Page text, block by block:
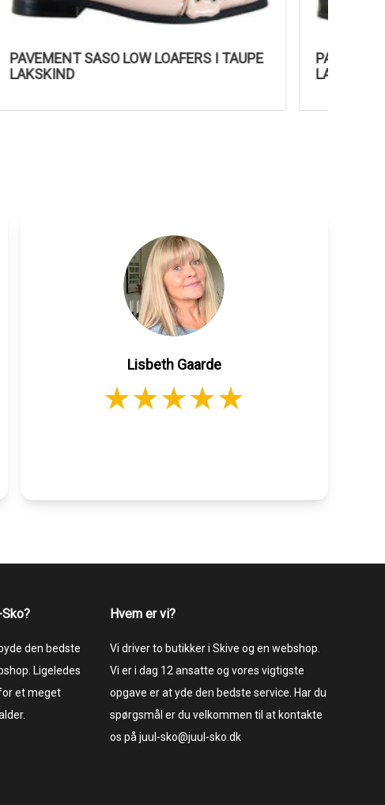
PAVEMENT SASO LOW LOAFERS I TAUPE
LAKSKIND
Lisbeth Gaarde
den bedste
Ligeledes
et meget
Hvem er vi?
Vi driver to butikker i Skive og en webshop.
Vi er i dag 12 ansatte og vores vigtigste
opgave er at yde den bedste service. Har du
spørgsmål er du velkommen til at kontakte
os på juul-sko@juul-sko.dk